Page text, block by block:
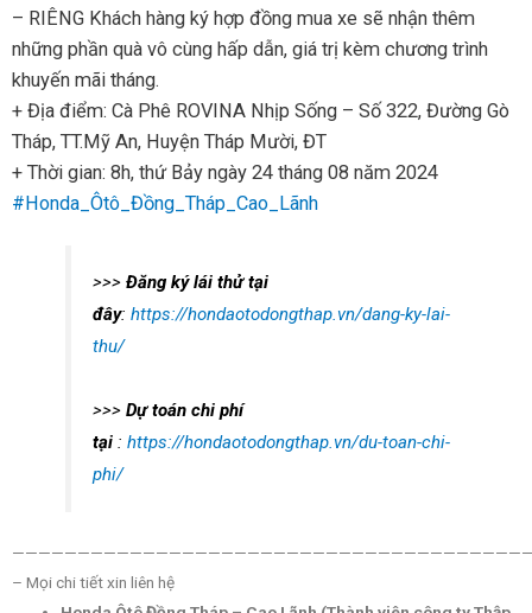
– RIÊNG Khách hàng ký hợp đồng mua xe sẽ nhận thêm
những phần quà vô cùng hấp dẫn, giá trị kèm chương trình
khuyến mãi tháng.
+ Địa điểm: Cà Phê ROVINA Nhịp Sống – Số 322, Đường Gò
Tháp, TT.Mỹ An, Huyện Tháp Mười, ĐT
+ Thời gian: 8h, thứ Bảy ngày 24 tháng 08 năm 2024
#Honda_Ôtô_Đồng_Tháp_Cao_Lãnh
>>>Đăng ký lái thửtại
đây:https://hondaotodongthap.vn/dang-ky-lai-
thu/
>>>Dự toán chi phí
tại : https://hondaotodongthap.vn/du-toan-chi-
phi/
– Mọi chi tiết xin liên hệ